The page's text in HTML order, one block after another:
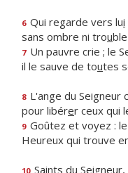
6 Qui regarde vers lui
sans ombre ni trou
7 Un pauvre crie ; le
il le sauve de toutes
8 L'ange du Seigneur c
pour libérer ceux qui
9 Goûtez et voyez :
Heureux qui trouve
10 Saints du Seigneur,